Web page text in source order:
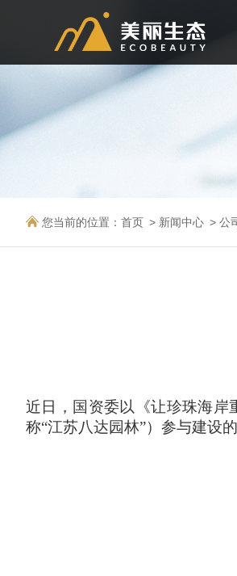
您当前的位置： 首页 新闻中心 公
近日，国资委以《让珍珠海岸
称“江苏八达园林”）参与建设